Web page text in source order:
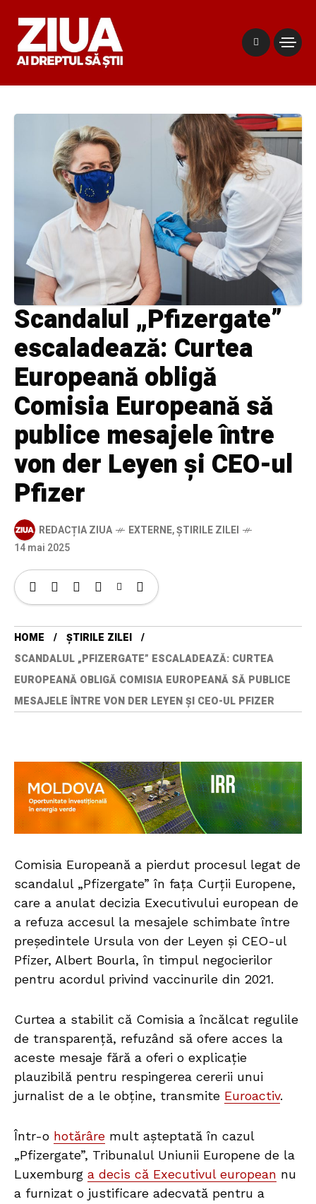
Scandalul „Pfizergate”
escaladează: Curtea
Europeană obligă
Comisia Europeană să
publice mesajele între
von der Leyen și CEO-ul
Pfizer
REDACȚIA ZIUA EXTERNE,ȘTIRILE ZILEI
14 mai 2025
HOME
ȘTIRILE ZILEI
SCANDALUL „PFIZERGATE” ESCALADEAZĂ: CURTEA
EUROPEANĂ OBLIGĂ COMISIA EUROPEANĂ SĂ PUBLICE
MESAJELE ÎNTRE VON DER LEYEN ȘI CEO-UL PFIZER
Comisia Europeană a pierdut procesul legat de
scandalul „Pfizergate” în fața Curții Europene,
care a anulat decizia Executivului european de
a refuza accesul la mesajele schimbate între
președintele Ursula von der Leyen și CEO-ul
Pfizer, Albert Bourla, în timpul negocierilor
pentru acordul privind vaccinurile din 2021.
Curtea a stabilit că Comisia a încălcat regulile
de transparență, refuzând să ofere acces la
aceste mesaje fără a oferi o explicație
plauzibilă pentru respingerea cererii unui
jurnalist de a le obține, transmite Euroactiv.
Într-o hotărâre mult așteptată în cazul
„Pfizergate”, Tribunalul Uniunii Europene de la
Luxemburg a decis că Executivul european nu
a furnizat o justificare adecvată pentru a